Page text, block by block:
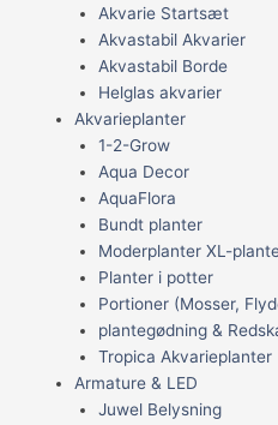
Akvarie Startsæt
Akvastabil Akvarier
Akvastabil Borde
Helglas akvarier
Akvarieplanter
1-2-Grow
Aqua Decor
AquaFlora
Bundt planter
Moderplanter XL-
Planter i potter
Portioner (Mosser,
plantegødning &
Tropica Akvarieplanter
Armature & LED
Juwel Belysning